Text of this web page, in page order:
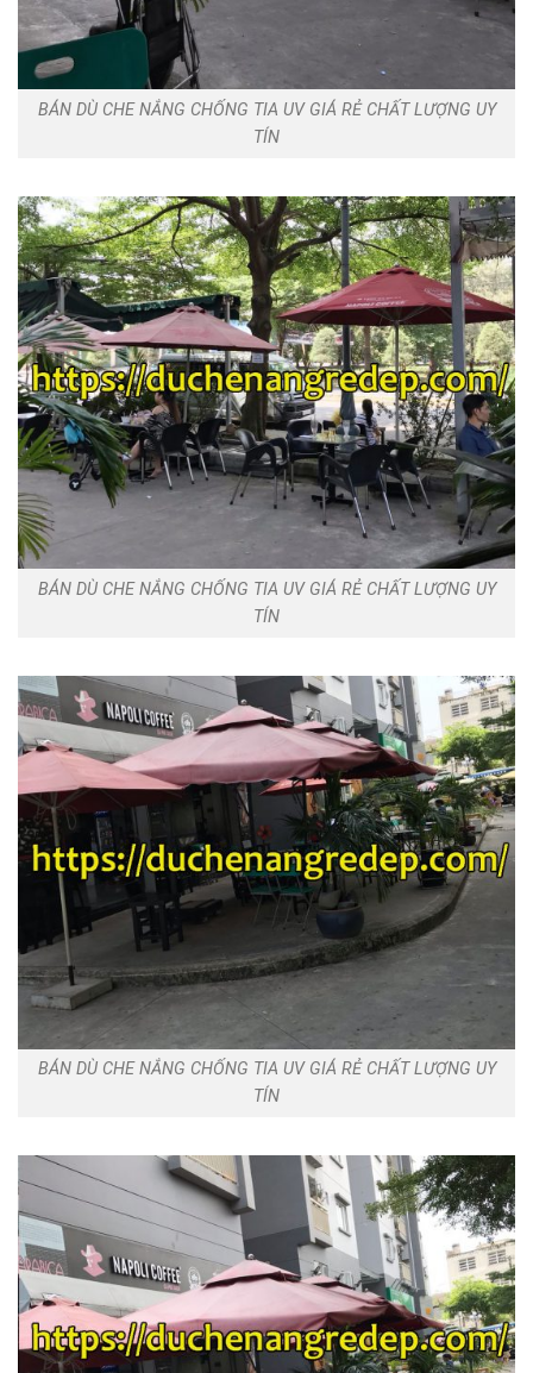
BÁN DÙ CHE NẮNG CHỐNG TIA UV GIÁ RẺ CHẤT LƯỢNG UY
TÍN
BÁN DÙ CHE NẮNG CHỐNG TIA UV GIÁ RẺ CHẤT LƯỢNG UY
TÍN
BÁN DÙ CHE NẮNG CHỐNG TIA UV GIÁ RẺ CHẤT LƯỢNG UY
TÍN